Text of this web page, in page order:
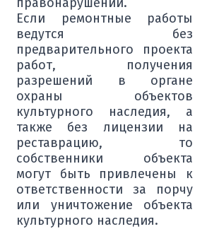
Если ремонтные работы
ведутся без
предварительного проекта
работ, получения
разрешений в органе
охраны объектов
культурного наследия, а
также без лицензии на
реставрацию, то
собственники объекта
могут быть привлечены к
ответственности за порчу
или уничтожение объекта
культурного наследия.